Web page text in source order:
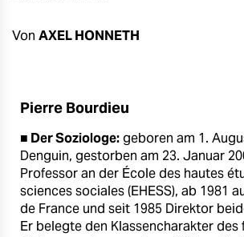
wahrheit
verlag
veranstaltungen
shop
fragen & hilfe
Von AXEL HONNETH
Pierre Bourdieu
■ Der Soziologe:geboren am 1.
Denguin, gestorben am 23. Januar
Professor an der École des hautes
sciences sociales (EHESS), ab 1981
de France und seit 1985 Direktor
Er belegte den Klassencharakter des